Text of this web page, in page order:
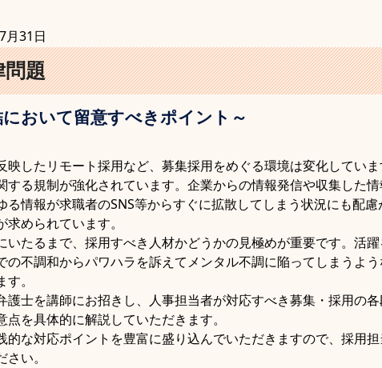
月31日
題
おいて留意すべきポイント～
したリモート採用など、募集採用をめぐる環境は変化してい
る規制が強化されています。企業からの情報発信や収集した
情報が求職者のSNS等からすぐに拡散してしまう状況にも配
められています。
たるまで、採用すべき人材かどうかの見極めが重要です。活
不調和からパワハラを訴えてメンタル不調に陥ってしまうよ
。
士を講師にお招きし、人事担当者が対応すべき募集・採用の
を具体的に解説していただきます。
な対応ポイントを豊富に盛り込んでいただきますので、採用
い。